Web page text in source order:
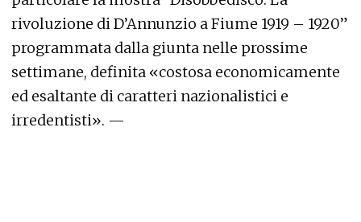
rivoluzione di D’Annunzio a Fiume 1919 – 1920”
programmata dalla giunta nelle prossime
settimane, definita «costosa economicamente
ed esaltante di caratteri nazionalistici e
irredentisti». —